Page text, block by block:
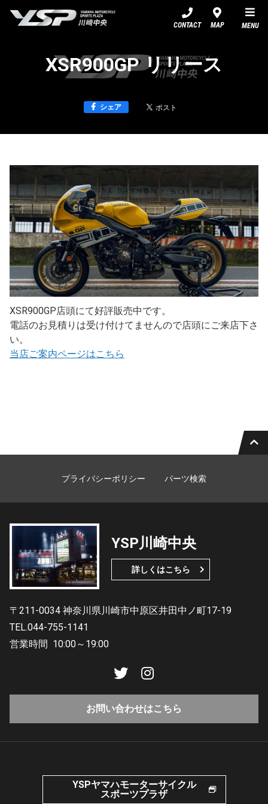
CONTACT MAP MENU
XSR900GP リリース
シェア
XSR900GP店頭にて好評販売中です。
電話のお見積りは受け付けてませんので店頭にご来店下さ
い。
当店ご案内ページはこちら
プライバシーポリシー パーツ検索
YSP川崎中央
詳しくはこちら
〒211-0034 神奈川県川崎市中原区井田中ノ町17-19
TEL.044-755-1141
営業時間 10:00～19:00
お問い合わせはこちら
YSPヤマハモーターサイクル
スポーツプラザ